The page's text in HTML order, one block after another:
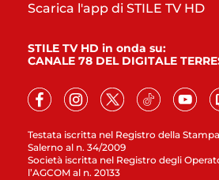
Testata iscritta nel Registro della
Salerno al n. 34/2009
Società iscritta nel Registro degli
l’AGCOM al n. 20133
Scarica l'app di STILE TV HD
STILE TV HD in onda su:
CANALE 78 DEL DIGITALE